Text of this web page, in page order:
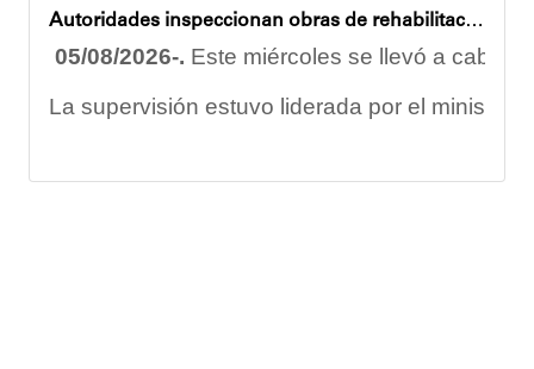
Autoridades inspeccionan obras de rehabilitación en la U.E.N. José Antonio Calcaño en Caucagüita
05/08/2026-. Este miércoles se llevó a cabo
La supervisión estuvo liderada por el ministro
Las obras en ejecución contemplan la pintura